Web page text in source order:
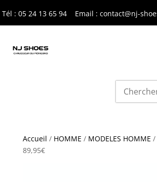
Tél : 05 24 13 65 94 Email : contact@nj-
Accueil / HOMME / MODELES HOMME /
89,95€